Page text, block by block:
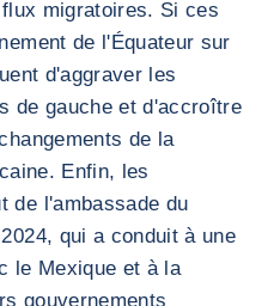
migratoires. Si ces
de l'Équateur sur
d'aggraver les
de gauche et d'accroître
de la
Enfin, les
de l'ambassade du
qui a conduit à une
le Mexique et à la
gouvernements